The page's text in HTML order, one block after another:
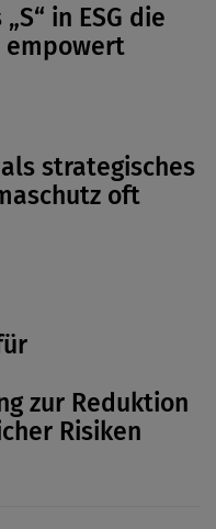
in ESG die
empowert
strategisches
oft
zur Reduktion
Risiken